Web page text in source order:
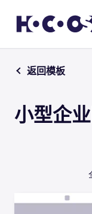
返回模板
小型企